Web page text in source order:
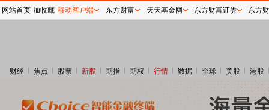
财经 焦点 股票 新股 期指 期权 行情 数据 全球 美股 港股
网站首页 加收藏 移动客户端 东方财富 天天基金网 东方财富证券 东方